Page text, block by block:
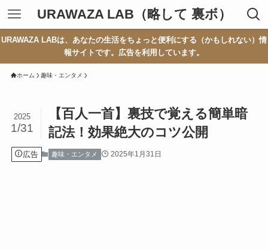
URAWAZA LAB（略して 裏ボ）
URAWAZA LABは、あなたの生活をちょっと便利にする（かもしれない）情
報サイトです。広告を利用しています。
ホーム 趣味・エンタメ
【百人一首】裏技で覚える簡単暗
記法！効果絶大のコツ公開
2025
1/31
広告 趣味・エンタメ 2025年1月31日